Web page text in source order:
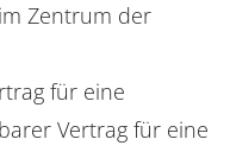
Zentrum der
für eine
Vertrag für eine